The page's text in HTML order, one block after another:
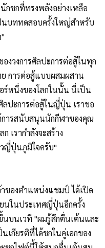
ชกที่ทรงพลังอย่างเหลือ
นบททดสอบครั้งใหญ่สำหรับ
งวงการศิลปะการต่อสู้ในทุก
การต่อสู้แบบผสมผสาน
ร์หนึ่งของโลกในนั้น นี่เป็น
ลปะการต่อสู้ในญี่ปุ่น เราขอ
ารสนับสนุนนักกีฬาของคุณ
เรากำลังจะสร้าง
วญี่ปุ่นภูมิใจครับ"
ของตำแหน่งแชมป์ ได้เปิด
นในประเทศญี่ปุ่นอีกครั้ง
บนเวที "ผมรู้สึกตื่นเต้นและ
กียรติที่ได้ชกในคู่เอกของ